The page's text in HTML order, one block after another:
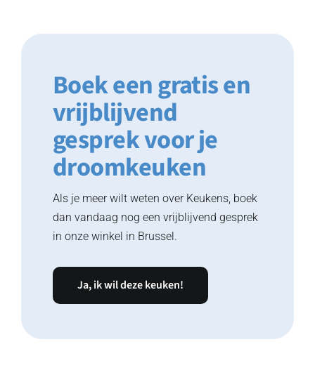
Boek een gratis en
vrijblijvend
gesprek voor je
droomkeuken
Als je meer wilt weten over Keukens, boek
dan vandaag nog een vrijblijvend gesprek
in onze winkel in Brussel.
Ja, ik wil deze keuken!